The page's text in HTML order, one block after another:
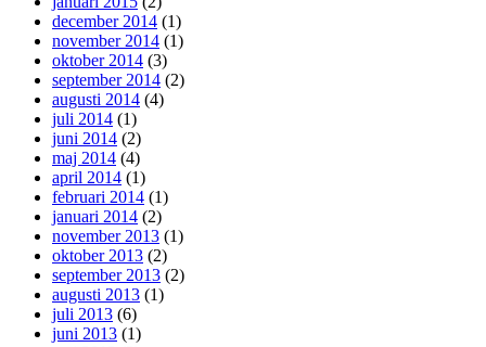
december 2014 (1)
november 2014 (1)
oktober 2014 (3)
september 2014 (2)
augusti 2014 (4)
juli 2014 (1)
juni 2014 (2)
maj 2014 (4)
april 2014 (1)
februari 2014 (1)
januari 2014 (2)
november 2013 (1)
oktober 2013 (2)
september 2013 (2)
augusti 2013 (1)
juli 2013 (6)
juni 2013 (1)